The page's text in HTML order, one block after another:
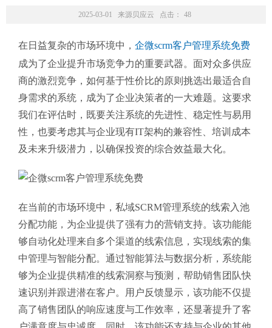
2025-03-01 来源贝应云 点击： 48
在日益复杂的市场环境中， 企微scrm客户管理系统免费
成为了企业提升市场竞争力的重要武器。面对众多供应
商的激烈竞争，如何基于性价比的原则挑选出最适合自
身需求的系统，成为了企业决策者的一大难题。这要求
我们在评估时，既要关注系统的先进性、稳定性与易用
性，也要考虑其与企业现有IT架构的兼容性、培训成本
及未来升级潜力，以确保投资的综合效益最大化。
在当前的市场环境中，私域SCRM管理系统的线索入池
分配功能，为企业提供了强有力的营销支持。该功能能
够自动化处理来自多个渠道的线索信息，实现线索的集
中管理与智能分配。通过智能算法与数据分析，系统能
够为企业提供精准的线索洞察与预测，帮助销售团队快
速识别并跟进潜在客户。用户反馈显示，该功能不仅提
高了销售团队的响应速度与工作效率，还显著提升了客